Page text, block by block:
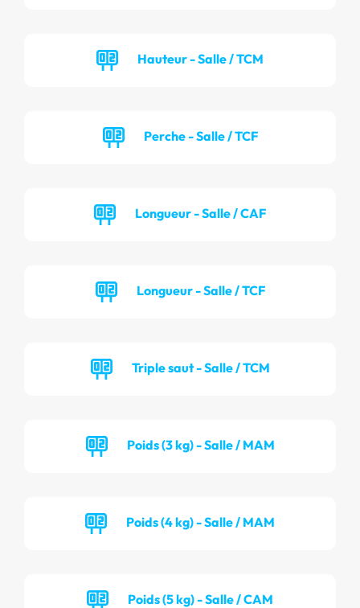
Hauteur - Salle / TCM
Perche - Salle / TCF
Longueur - Salle / CAF
Longueur - Salle / TCF
Triple saut - Salle / TCM
Poids (3 kg) - Salle / MAM
Poids (4 kg) - Salle / MAM
Poids (5 kg) - Salle / CAM